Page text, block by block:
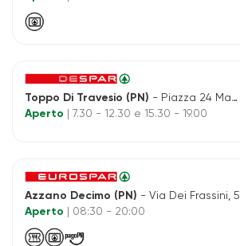
Toppo Di Travesio (PN) - Piazza 24 Maggio 9
Aperto
| 7.30 - 12.30 e 15.30 - 19.00
Azzano Decimo (PN) - Via Dei Frassini, 5
Aperto
| 08:30 - 20:00